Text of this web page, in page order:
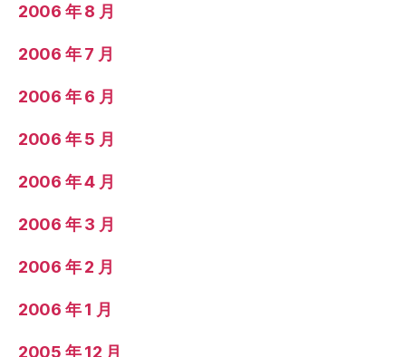
2006 年 8 月
2006 年 7 月
2006 年 6 月
2006 年 5 月
2006 年 4 月
2006 年 3 月
2006 年 2 月
2006 年 1 月
2005 年 12 月